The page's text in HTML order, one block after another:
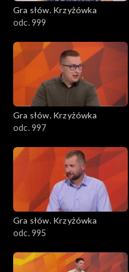
Gra słów. Krzyżówka
odc. 999
Gra słów. Krzyżówka
odc. 997
Gra słów. Krzyżówka
odc. 995